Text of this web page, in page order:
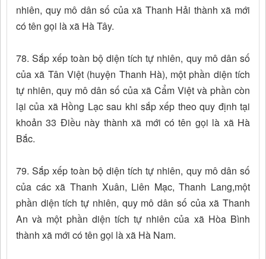
nhiên, quy mô dân số của xã Thanh Hải thành xã mới
có tên gọi là xã Hà Tây.
78. Sắp xếp toàn bộ diện tích tự nhiên, quy mô dân số
của xã Tân Việt (huyện Thanh Hà), một phần diện tích
tự nhiên, quy mô dân số của xã Cẩm Việt và phần còn
lại của xã Hồng Lạc sau khi sắp xếp theo quy định tại
khoản 33 Điều này thành xã mới có tên gọi là xã Hà
Bắc.
79. Sắp xếp toàn bộ diện tích tự nhiên, quy mô dân số
của các xã Thanh Xuân, Liên Mạc, Thanh Lang,một
phần diện tích tự nhiên, quy mô dân số của xã Thanh
An và một phần diện tích tự nhiên của xã Hòa Bình
thành xã mới có tên gọi là xã Hà Nam.